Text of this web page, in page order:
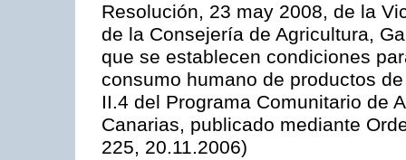
Resolución, 23 may 2008, de la
de la Consejería de Agricultura,
que se establecen condiciones
consumo humano de productos
II.4 del Programa Comunitario de
Canarias, publicado mediante
225, 20.11.2006)